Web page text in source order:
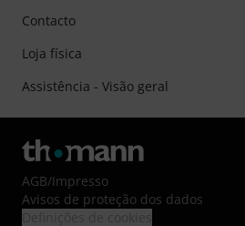
Contacto
Loja física
Assistência - Visão geral
AGB/Impresso
Avisos de proteção dos dados